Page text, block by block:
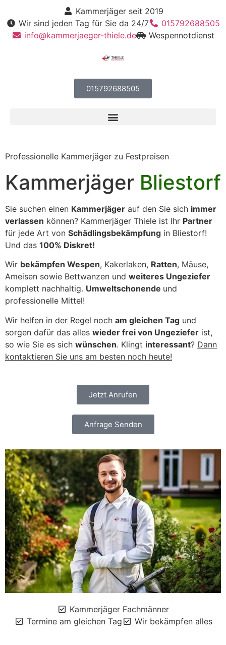
Kammerjäger seit 2019
Wir sind jeden Tag für Sie da 24/7
015792688505
info@kammerjaeger-thiele.de
Wespennotdienst
015792688505
Professionelle Kammerjäger zu Festpreisen
Kammerjäger Bliestorf
Sie suchen einen Kammerjäger auf den Sie sich immer
verlassen können? Kammerjäger Thiele ist Ihr Partner
für jede Art von Schädlingsbekämpfung in Bliestorf!
Und das 100% Diskret!
Wir bekämpfen Wespen, Kakerlaken, Ratten, Mäuse,
Ameisen sowie Bettwanzen und weiteres Ungeziefer
komplett nachhaltig. Umweltschonende und
professionelle Mittel!
Wir helfen in der Regel noch am gleichen Tag und
sorgen dafür das alles wieder frei von Ungeziefer ist,
so wie Sie es sich wünschen. Klingt interessant? Dann
kontaktieren Sie uns am besten noch heute!
Anfrage Senden
Jetzt Anrufen
Kammerjäger Fachmänner
Termine am gleichen Tag
Wir bekämpfen alles